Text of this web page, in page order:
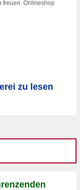
freuen. Onlineshop
zu lesen